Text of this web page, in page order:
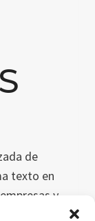
de
texto en
y